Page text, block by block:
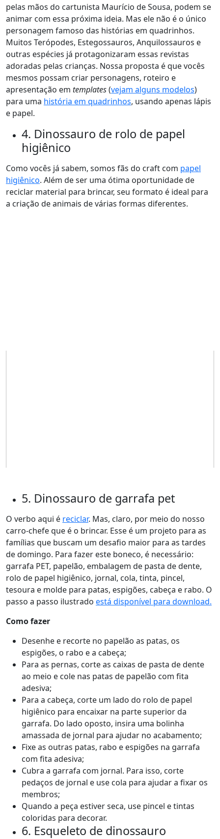
pelas mãos do cartunista Maurício de Sousa, podem se
animar com essa próxima ideia. Mas ele não é o único
personagem famoso das histórias em quadrinhos.
Muitos Terópodes, Estegossauros, Anquilossauros e
outras espécies já protagonizaram essas revistas
adoradas pelas crianças. Nossa proposta é que vocês
mesmos possam criar personagens, roteiro e
apresentação em templates(vejam alguns modelos)
para uma história em quadrinhos, usando apenas lápis
e papel.
4. Dinossauro de rolo de papel
higiênico
Como vocês já sabem, somos fãs do craft com papel
higiênico. Além de ser uma ótima oportunidade de
reciclar material para brincar, seu formato é ideal para
a criação de animais de várias formas diferentes.
5. Dinossauro de garrafa pet
O verbo aqui é reciclar. Mas, claro, por meio do nosso
carro-chefe que é o brincar. Esse é um projeto para as
famílias que buscam um desafio maior para as tardes
de domingo. Para fazer este boneco, é necessário:
garrafa PET, papelão, embalagem de pasta de dente,
rolo de papel higiênico, jornal, cola, tinta, pincel,
tesoura e molde para patas, espigões, cabeça e rabo. O
passo a passo ilustrado está disponível para download.
Como fazer
Desenhe e recorte no papelão as patas, os
espigões, o rabo e a cabeça;
Para as pernas, corte as caixas de pasta de dente
ao meio e cole nas patas de papelão com fita
adesiva;
Para a cabeça, corte um lado do rolo de papel
higiênico para encaixar na parte superior da
garrafa. Do lado oposto, insira uma bolinha
amassada de jornal para ajudar no acabamento;
Fixe as outras patas, rabo e espigões na garrafa
com fita adesiva;
Cubra a garrafa com jornal. Para isso, corte
pedaços de jornal e use cola para ajudar a fixar os
membros;
Quando a peça estiver seca, use pincel e tintas
coloridas para decorar.
6. Esqueleto de dinossauro